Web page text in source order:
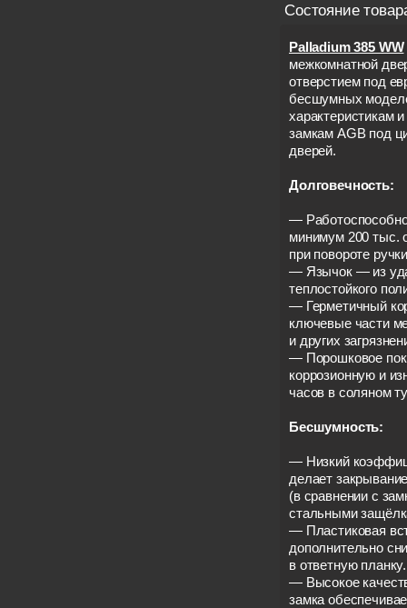
Состояние
Palladium 385 WW
межкомнатной
отверстием под
бесшумных
характеристикам
замкам AGB под
дверей.
Долговечность:
—
минимум 200 тыс.
при повороте
— Язычок — из
теплостойкого
— Герметичный
ключевые части
и других
— Порошковое
коррозионную и
часов в соляном
Бесшумность:
— Низкий
делает
(в сравнении с
стальными
— Пластиковая
дополнительно
в ответную планку.
— Высокое
замка